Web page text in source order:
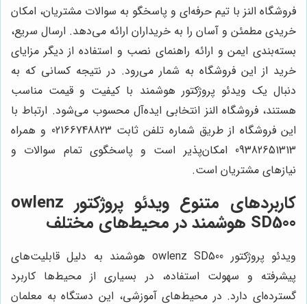
فروشگاه النز با تیم حرفه‌ای و پاسخگو به سوالات مشتریان، امکان
خریدی مطمئن و آسان را به خریداران ارائه می‌دهد. ارسال سریع،
بسته‌بندی ایمن و ارائه راهنمای نصب و استفاده از دیگر مزایای
خرید از این فروشگاه به شمار می‌رود. در نتیجه کسانی که به
دنبال یک ویدئو پروژکتور هوشمند با کیفیت و قیمت مناسب
هستند، فروشگاه النز انتخابی ایده‌آل محسوب می‌شود. ارتباط با
این فروشگاه از طریق شماره تلفن ثابت 02166748823 و همراه
09382651313 امکان‌پذیر است و پاسخگوی تمام سوالات و
نیازهای مشتریان است.
کاربردهای متنوع ویدئو پروژکتور owlenz
SD500 هوشمند در محیط‌های مختلف
ویدئو پروژکتور owlenz SD500 هوشمند به دلیل قابلیت‌های
پیشرفته و سهولت استفاده، در بسیاری از محیط‌ها کاربرد
گسترده‌ای دارد. در محیط‌های آموزشی، این دستگاه به معلمان